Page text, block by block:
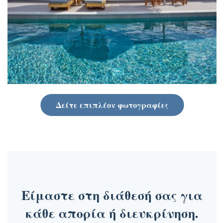
Δείτε επιπλέον φωτογραφίες
Είμαστε στη διάθεσή σας για
κάθε απορία ή διευκρίνηση.